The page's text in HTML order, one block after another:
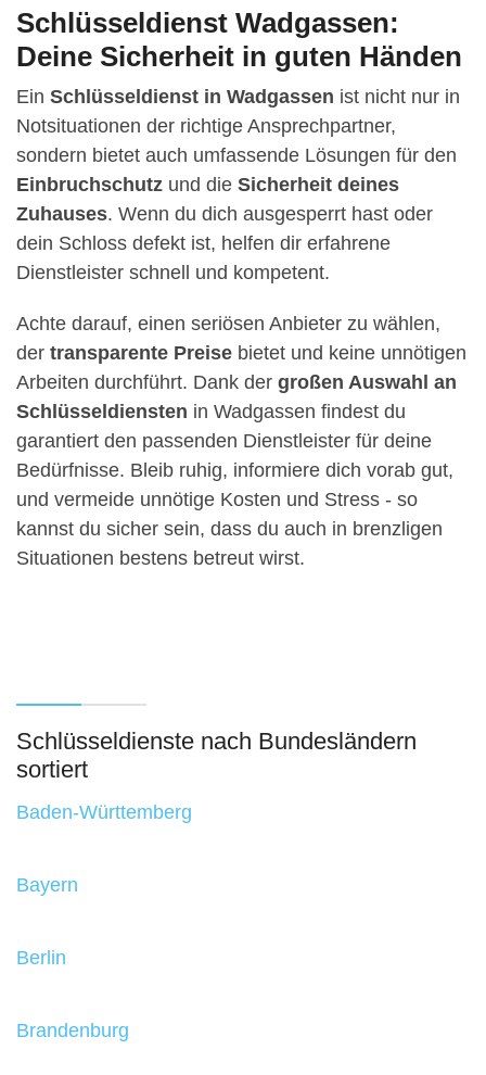
Schlüsseldienst Wadgassen:
Deine Sicherheit in guten Händen
Ein Schlüsseldienst in Wadgassen ist nicht nur in
Notsituationen der richtige Ansprechpartner,
sondern bietet auch umfassende Lösungen für den
Einbruchschutz und die Sicherheit deines
Zuhauses. Wenn du dich ausgesperrt hast oder
dein Schloss defekt ist, helfen dir erfahrene
Dienstleister schnell und kompetent.
Achte darauf, einen seriösen Anbieter zu wählen,
der transparente Preise bietet und keine unnötigen
Arbeiten durchführt. Dank der großen Auswahl an
Schlüsseldiensten in Wadgassen findest du
garantiert den passenden Dienstleister für deine
Bedürfnisse. Bleib ruhig, informiere dich vorab gut,
und vermeide unnötige Kosten und Stress - so
kannst du sicher sein, dass du auch in brenzligen
Situationen bestens betreut wirst.
Schlüsseldienste nach Bundesländern
sortiert
Baden-Württemberg
Bayern
Berlin
Brandenburg